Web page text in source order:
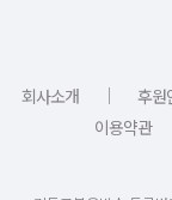
회사소개 ｜ 후원
이용약관